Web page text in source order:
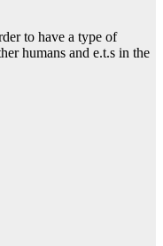
to have a type of
humans and e.t.s in the